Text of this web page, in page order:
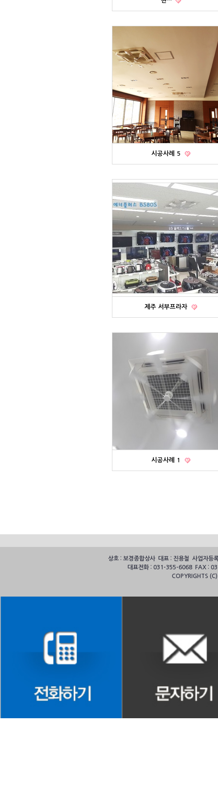
시공사례 5
제주 서부프라자
시공사례 1
상호 : 보경종합상사 대표 : 진용철 사업자
대표전화 : 031-355-6068 FAX :
COPYRIGHTS (C)